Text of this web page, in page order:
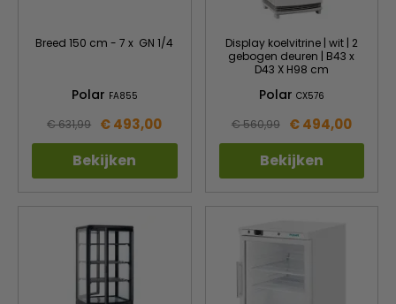
Breed 150 cm - 7 x GN 1/4
Polar FA855
€ 631,99 € 493,00
Bekijken
Display koelvitrine | wit | 2
gebogen deuren | B43 x
D43 X H98 cm
Polar CX576
€ 560,99 € 494,00
Bekijken